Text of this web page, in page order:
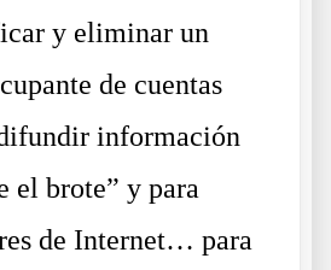
y eliminar un
de cuentas
información
el brote” y para
de Internet… para